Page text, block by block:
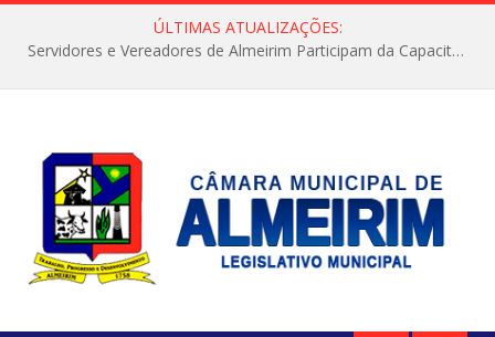
ÚLTIMAS ATUALIZAÇÕES:
Servidores e Vereadores de Almeirim Participam da Capacitação “Orientar é a Nossa Missão”